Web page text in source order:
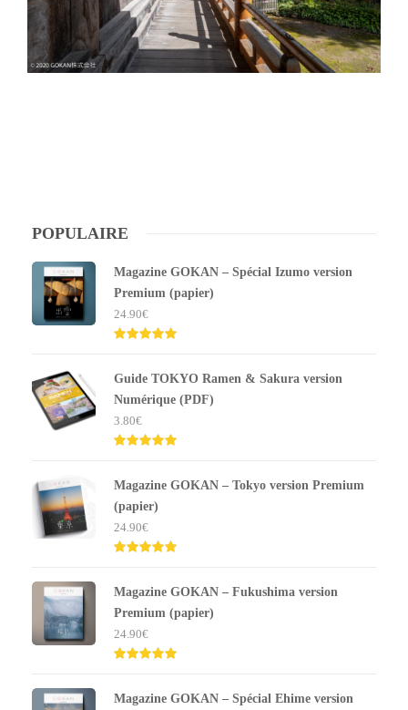
POPULAIRE
Magazine GOKAN – Spécial Izumo version
Premium (papier)
24.90€
sur 5
Guide TOKYO Ramen & Sakura version
Numérique (PDF)
3.80€
sur 5
Magazine GOKAN – Tokyo version Premium
(papier)
24.90€
sur 5
Magazine GOKAN – Fukushima version
Premium (papier)
24.90€
sur 5
Magazine GOKAN – Spécial Ehime version